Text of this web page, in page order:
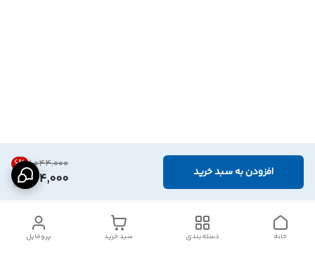
۱٬۰۴۴٬۰۰۰ 6%
974,000 افزودن به سبد خرید
پروفایل سبد خرید دسته‌بندی خانه